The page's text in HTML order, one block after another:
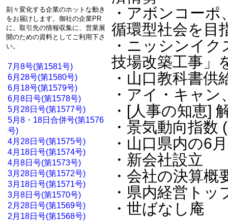
刻々変化する企業のホットな動き
をお届けします。御社の企業PR
に、取引先の情報収集に、営業展
開のための資料としてご利用下さ
い。
7月8号(第1581号)
6月28号(第1580号)
6月18号(第1579号)
6月8日号(第1578号)
5月28日号(第1577号)
5月8・18日合併号(第1576
号)
4月28日号(第1575号)
4月18日号(第1574号)
4月8日号(第1573号)
3月28日号(第1572号)
3月18日号(第1571号)
3月8日号(第1570号)
2月28日号(第1569号)
2月18日号(第1568号)
・アボンコー
循環型社会を目
・ニッシンイ
技場改築工事」
・山口教科書
・アイ・キャ
・[人事の知恵]
・景気動向指数
・山口県内の6
・新会社設立
・会社の決算
・県内経営ト
・世ばなし庵